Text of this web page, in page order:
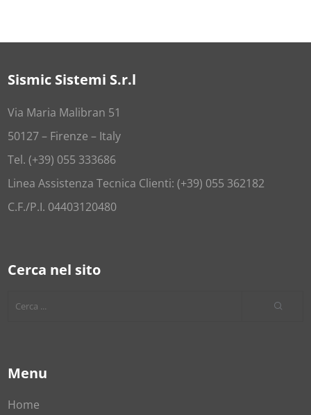
Sismic Sistemi S.r.l
Via Maria Malibran 51
50127 – Firenze – Italy
Tel. (+39) 055 333686
Linea Assistenza Tecnica Clienti: (+39) 055 362182
C.F./P.I. 04403120480
Cerca nel sito
Menu
Home